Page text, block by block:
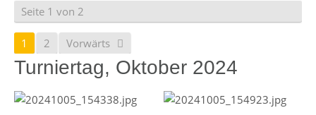
Seite 1 von 2
1 2 Vorwärts
Turniertag, Oktober 2024